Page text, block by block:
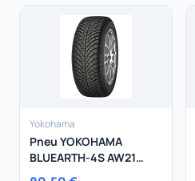
Yokohama
Pneu YOKOHAMA
BLUEARTH-4S AW21
195/60R17 90H